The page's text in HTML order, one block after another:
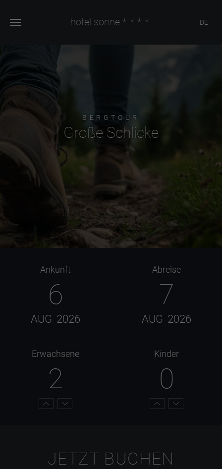
hotel sonne **** DE
BERGTOUR
Große Schlicke
Ankunft
6
AUG 2026
Abreise
7
AUG 2026
Erwachsene
2
Kinder
0
JETZT BUCHEN